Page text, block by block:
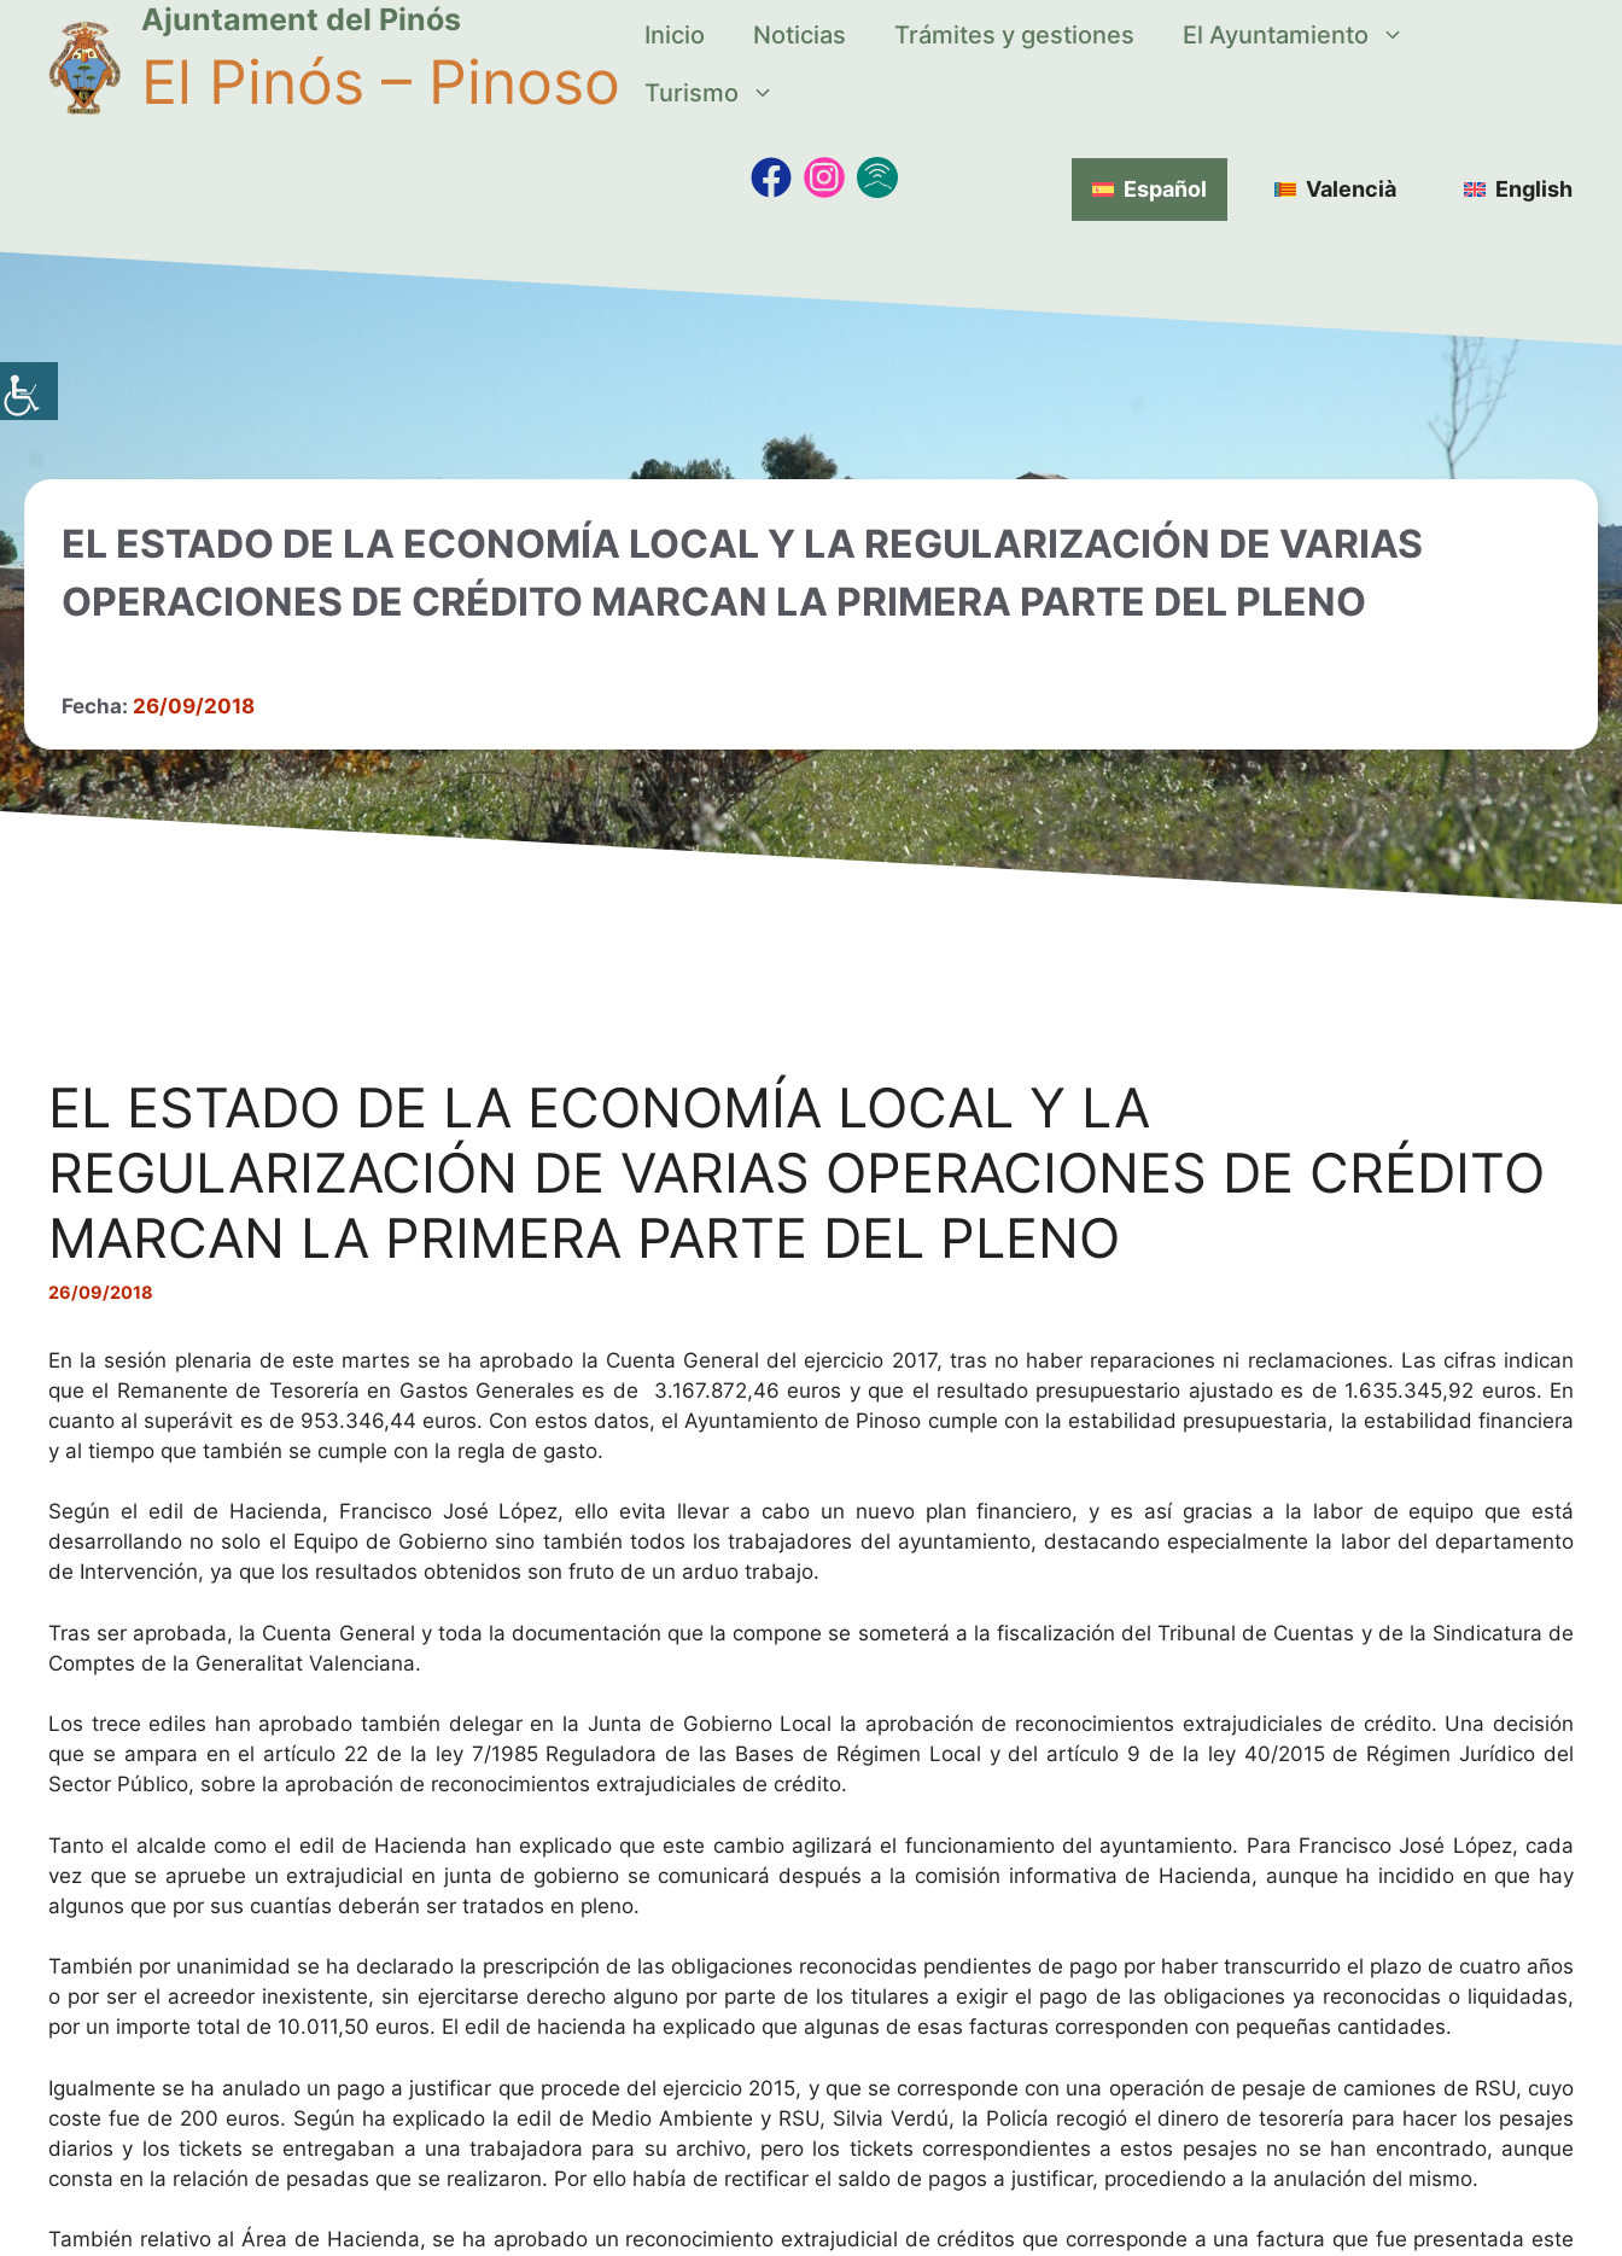
Ajuntament del Pinós
El Pinós – Pinoso
Inicio Noticias Trámites y gestiones
El Ayuntamiento
Turismo
Español Valencià English
EL ESTADO DE LA ECONOMÍA LOCAL Y LA REGULARIZACIÓN DE VARIAS
OPERACIONES DE CRÉDITO MARCAN LA PRIMERA PARTE DEL PLENO
Fecha: 26/09/2018
EL ESTADO DE LA ECONOMÍA LOCAL Y LA
REGULARIZACIÓN DE VARIAS OPERACIONES DE CRÉDITO
MARCAN LA PRIMERA PARTE DEL PLENO
26/09/2018
En la sesión plenaria de este martes se ha aprobado la Cuenta General del ejercicio 2017, tras no haber reparaciones ni reclamaciones. Las cifras indican
que el Remanente de Tesorería en Gastos Generales es de 3.167.872,46 euros y que el resultado presupuestario ajustado es de 1.635.345,92 euros. En
cuanto al superávit es de 953.346,44 euros. Con estos datos, el Ayuntamiento de Pinoso cumple con la estabilidad presupuestaria, la estabilidad financiera
y al tiempo que también se cumple con la regla de gasto.
Según el edil de Hacienda, Francisco José López, ello evita llevar a cabo un nuevo plan financiero, y es así gracias a la labor de equipo que está
desarrollando no solo el Equipo de Gobierno sino también todos los trabajadores del ayuntamiento, destacando especialmente la labor del departamento
de Intervención, ya que los resultados obtenidos son fruto de un arduo trabajo.
Tras ser aprobada, la Cuenta General y toda la documentación que la compone se someterá a la fiscalización del Tribunal de Cuentas y de la Sindicatura de
Comptes de la Generalitat Valenciana.
Los trece ediles han aprobado también delegar en la Junta de Gobierno Local la aprobación de reconocimientos extrajudiciales de crédito. Una decisión
que se ampara en el artículo 22 de la ley 7/1985 Reguladora de las Bases de Régimen Local y del artículo 9 de la ley 40/2015 de Régimen Jurídico del
Sector Público, sobre la aprobación de reconocimientos extrajudiciales de crédito.
Tanto el alcalde como el edil de Hacienda han explicado que este cambio agilizará el funcionamiento del ayuntamiento. Para Francisco José López, cada
vez que se apruebe un extrajudicial en junta de gobierno se comunicará después a la comisión informativa de Hacienda, aunque ha incidido en que hay
algunos que por sus cuantías deberán ser tratados en pleno.
También por unanimidad se ha declarado la prescripción de las obligaciones reconocidas pendientes de pago por haber transcurrido el plazo de cuatro años
o por ser el acreedor inexistente, sin ejercitarse derecho alguno por parte de los titulares a exigir el pago de las obligaciones ya reconocidas o liquidadas,
por un importe total de 10.011,50 euros. El edil de hacienda ha explicado que algunas de esas facturas corresponden con pequeñas cantidades.
Igualmente se ha anulado un pago a justificar que procede del ejercicio 2015, y que se corresponde con una operación de pesaje de camiones de RSU, cuyo
coste fue de 200 euros. Según ha explicado la edil de Medio Ambiente y RSU, Silvia Verdú, la Policía recogió el dinero de tesorería para hacer los pesajes
diarios y los tickets se entregaban a una trabajadora para su archivo, pero los tickets correspondientes a estos pesajes no se han encontrado, aunque
consta en la relación de pesadas que se realizaron. Por ello había de rectificar el saldo de pagos a justificar, procediendo a la anulación del mismo.
También relativo al Área de Hacienda, se ha aprobado un reconocimiento extrajudicial de créditos que corresponde a una factura que fue presentada este